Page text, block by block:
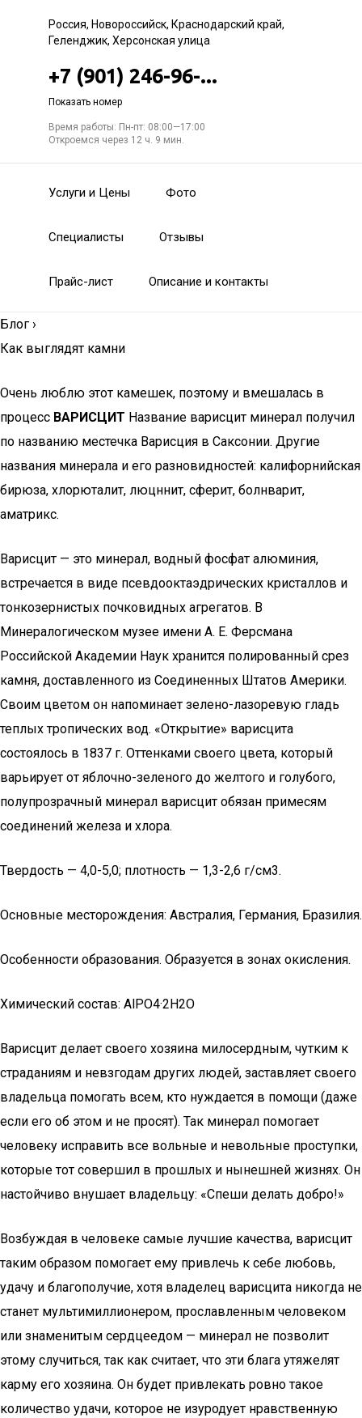
Россия, Новороссийск, Краснодарский край,
Геленджик, Херсонская улица
+7 (901) 246-96-...
Показать номер
Время работы: Пн-пт: 08:00—17:00
Откроемся через 12 ч. 9 мин.
Услуги и Цены Фото
Специалисты Отзывы
Прайс-лист Описание и контакты
Блог ›
Как выглядят камни
Очень люблю этот камешек, поэтому и вмешалась в
процесс ВАРИСЦИТ Название варисцит минерал получил
по названию местечка Варисция в Саксонии. Другие
названия минерала и его разновидностей: калифорнийская
бирюза, хлорюталит, люцннит, сферит, болнварит,
аматрикс.
Варисцит — это минерал, водный фосфат алюминия,
встречается в виде псевдооктаэдрических кристаллов и
тонкозернистых почковидных агрегатов. В
Минералогическом музее имени А. Е. Ферсмана
Российской Академии Наук хранится полированный срез
камня, доставленного из Соединенных Штатов Америки.
Своим цветом он напоминает зелено-лазоревую гладь
теплых тропических вод. «Открытие» варисцита
состоялось в 1837 г. Оттенками своего цвета, который
варьирует от яблочно-зеленого до желтого и голубого,
полупрозрачный минерал варисцит обязан примесям
соединений железа и хлора.
Твердость — 4,0-5,0; плотность — 1,3-2,6 г/см3.
Основные месторождения: Австралия, Германия, Бразилия.
Особенности образования. Образуется в зонах окисления.
Химический состав: AlPO4·2H2O
Варисцит делает своего хозяина милосердным, чутким к
страданиям и невзгодам других людей, заставляет своего
владельца помогать всем, кто нуждается в помощи (даже
если его об этом и не просят). Так минерал помогает
человеку исправить все вольные и невольные проступки,
которые тот совершил в прошлых и нынешней жизнях. Он
настойчиво внушает владельцу: «Спеши делать добро!»
Возбуждая в человеке самые лучшие качества, варисцит
таким образом помогает ему привлечь к себе любовь,
удачу и благополучие, хотя владелец варисцита никогда не
станет мультимиллионером, прославленным человеком
или знаменитым сердцеедом — минерал не позволит
этому случиться, так как считает, что эти блага утяжелят
карму его хозяина. Он будет привлекать ровно такое
количество удачи, которое не изуродует нравственную